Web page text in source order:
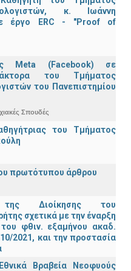
κ. Ιωάννη
έργο ERC - "Proof of
Meta (Facebook) σε
του Τμήματος
του Πανεπιστημίου
Σπουδές
του Τμήματος
πρωτότυπου άρθρου
της Διοίκησης του
σχετικά με την έναρξη
φθιν. εξαμήνου ακαδ.
2021, και την προστασία
Βραβεία Νεοφυούς